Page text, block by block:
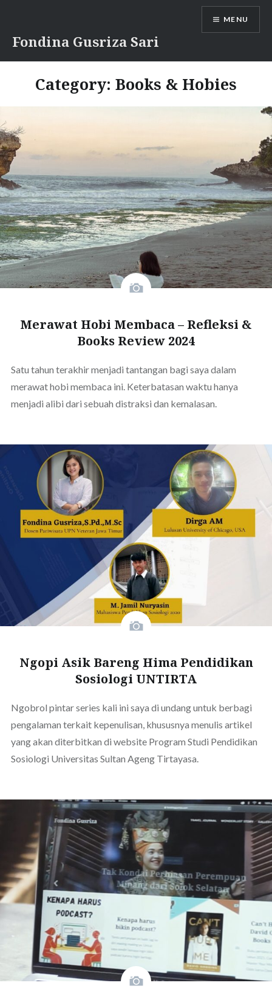
content
Fondina Gusriza Sari
MENU
Category: Books & Hobies
Merawat Hobi Membaca – Refleksi &
Books Review 2024
Satu tahun terakhir menjadi tantangan bagi saya dalam
merawat hobi membaca ini. Keterbatasan waktu hanya
menjadi alibi dari sebuah distraksi dan kemalasan.
Ngopi Asik Bareng Hima Pendidikan
Sosiologi UNTIRTA
Ngobrol pintar series kali ini saya di undang untuk berbagi
pengalaman terkait kepenulisan, khususnya menulis artikel
yang akan diterbitkan di website Program Studi Pendidikan
Sosiologi Universitas Sultan Ageng Tirtayasa.